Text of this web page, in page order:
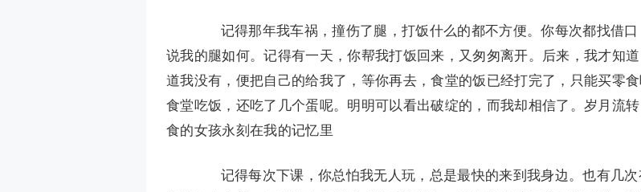
记得那年我车祸，撞伤了腿，打饭什么的都不方便。你每次都找借口
说我的腿如何。记得有一天，你帮我打饭回来，又匆匆离开。后来，我才知
道我没有，便把自己的给我了，等你再去，食堂的饭已经打完了，只能买零
食堂吃饭，还吃了几个蛋呢。明明可以看出破绽的，而我却相信了。岁月流
食的女孩永刻在我的记忆里
记得每次下课，你总怕我无人玩，总是最快的来到我身边。也有几次